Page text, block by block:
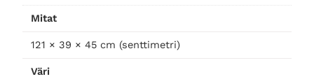
Mitat
121 × 39 × 45 cm (senttimetri)
Väri